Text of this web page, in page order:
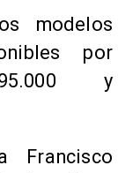
modelos
por
y
Francisco